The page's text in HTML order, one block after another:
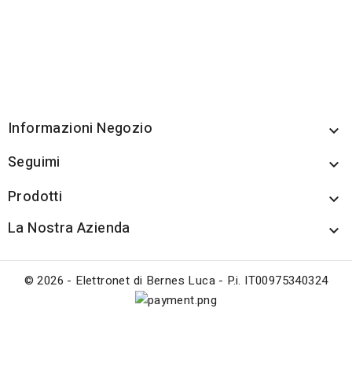
Informazioni Negozio 
Seguimi 
Prodotti 
La Nostra Azienda 
© 2026 - Elettronet di Bernes Luca - P.i. IT00975340324